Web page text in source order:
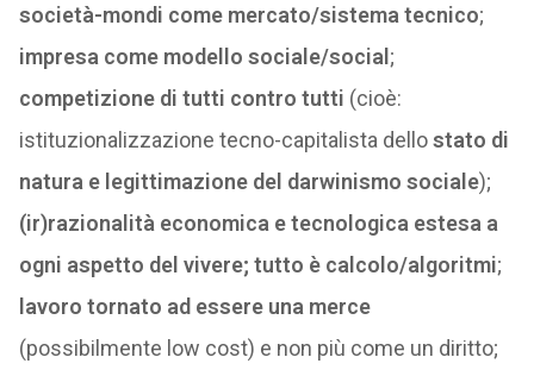
società-mondi come mercato/sistema tecnico;
impresa come modello sociale/social ;
competizione di tutti contro tutti (cioè:
istituzionalizzazione tecno-capitalista dellostato di
natura e legittimazione del darwinismo sociale);
(ir)razionalità economica e tecnologica estesa a
ogni aspetto del vivere; tutto è calcolo/algoritmi;
lavoro tornato ad essere una merce
(possibilmente low cost) e non più come un diritto;